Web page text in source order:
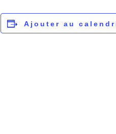
Ajouter au